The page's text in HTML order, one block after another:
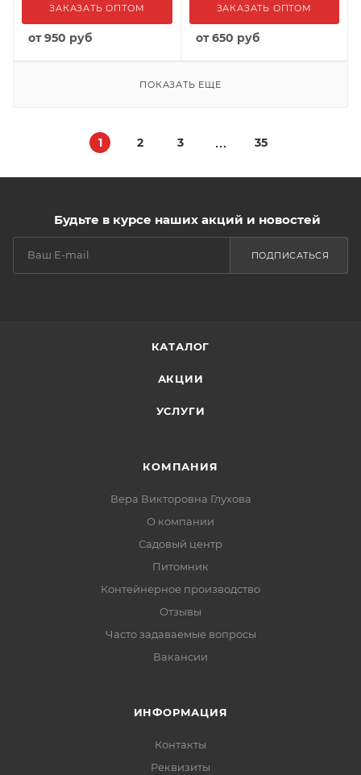
ЗАКАЗАТЬ ОПТОМ
от950 руб
ЗАКАЗАТЬ ОПТОМ
от650 руб
ПОКАЗАТЬ ЕЩЕ
1 2 3 35
Будьте в курсе наших акций и новостей
ПОДПИСАТЬСЯ
КАТАЛОГ
АКЦИИ
УСЛУГИ
КОМПАНИЯ
Вера Викторовна Глухова
О компании
Садовый центр
Питомник
Контейнерное производство
Отзывы
Часто задаваемые вопросы
Вакансии
ИНФОРМАЦИЯ
Контакты
Реквизиты